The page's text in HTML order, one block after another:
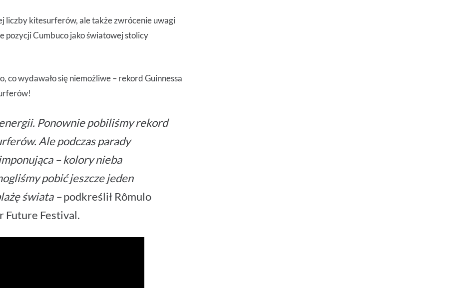
liczby kitesurferów, ale także zwrócenie uwagi
pozycji Cumbuco jako światowej stolicy
co wydawało się niemożliwe – rekord Guinnessa
Ponownie pobiliśmy rekord
Ale podczas parady
– kolory nieba
pobić jeszcze jeden
świata –podkreślił Rômulo
Future Festival.